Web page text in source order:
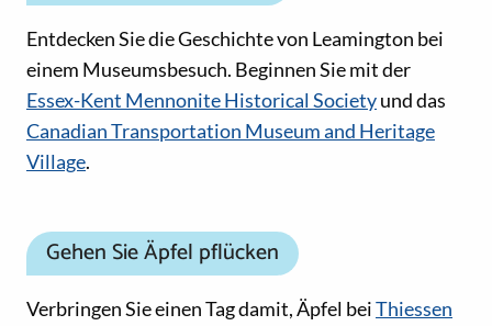
Entdecken Sie die Geschichte von Leamington bei
einem Museumsbesuch. Beginnen Sie mit der
Essex-Kent Mennonite Historical Societyund das
Canadian Transportation Museum and Heritage
Village.
Gehen Sie Äpfel pflücken
Verbringen Sie einen Tag damit, Äpfel beiThiessen